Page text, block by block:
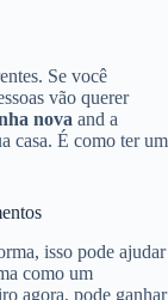
Se você
vão querer
nova and a
casa. É como ter um
isso pode ajudar
como um
agora, pode ganhar